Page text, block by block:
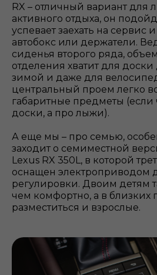
RX – отличный вариант для
активного отдыха, он
успевает заехать на сервис
автобокс или держатели.
сиденья второго ряда,
отделения хватит для
зимой и даже для
центральный проем легко
габаритные предметы (если
доски, а про лыжи).
А еще мы – про семью,
заходит о семиместной
Lexus RX 350L, в которой
оснащен электроприводом
регулировки. Двоим детям
чем комфортно, а в близких
разместиться и взрослые.